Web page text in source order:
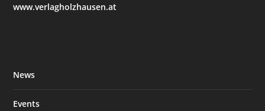
www.verlagholzhausen.at
News
Events